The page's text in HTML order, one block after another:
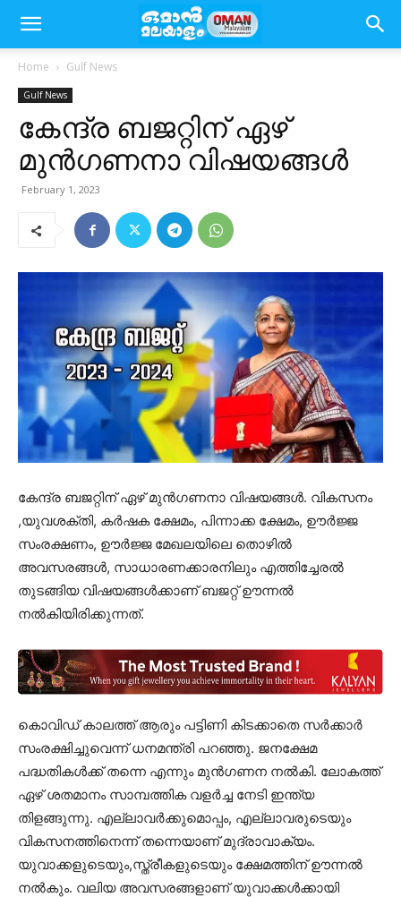
Home Gulf News
Gulf News
കേന്ദ്ര ബജറ്റിന് ഏഴ്
മുൻഗണനാ വിഷയങ്ങൾ
February 1, 2023
കേന്ദ്ര ബജറ്റിന് ഏഴ് മുൻഗണനാ വിഷയങ്ങൾ. വികസനം
,യുവശക്തി, കർഷക ക്ഷേമം, പിന്നാക്ക ക്ഷേമം, ഊർജ്ജ
സംരക്ഷണം, ഊർജ്ജ മേഖലയിലെ തൊഴിൽ
അവസരങ്ങൾ, സാധാരണക്കാരനിലും എത്തിച്ചേരൽ
തുടങ്ങിയ വിഷയങ്ങൾക്കാണ് ബജറ്റ് ഊന്നൽ
നൽകിയിരിക്കുന്നത്.
കൊവിഡ് കാലത്ത് ആരും പട്ടിണി കിടക്കാതെ സർക്കാർ
സംരക്ഷിച്ചുവെന്ന് ധനമന്ത്രി പറഞ്ഞു. ജനക്ഷേമ
പദ്ധതികൾക്ക് തന്നെ എന്നും മുൻഗണന നൽകി. ലോകത്ത്
ഏഴ് ശതമാനം സാമ്പത്തിക വളർച്ച നേടി ഇന്ത്യ
തിളങ്ങുന്നു. എല്ലാവർക്കുമൊപ്പം, എല്ലാവരുടെയും
വികസനത്തിനെന്ന് തന്നെയാണ് മുദ്രാവാക്യം.
യുവാക്കളുടെയും,സ്ത്രീകളുടെയും ക്ഷേമത്തിന് ഊന്നൽ
നൽകും. വലിയ അവസരങ്ങളാണ് യുവാക്കൾക്കായി